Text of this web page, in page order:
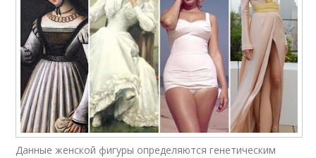
Данные женской фигуры определяются генетическим